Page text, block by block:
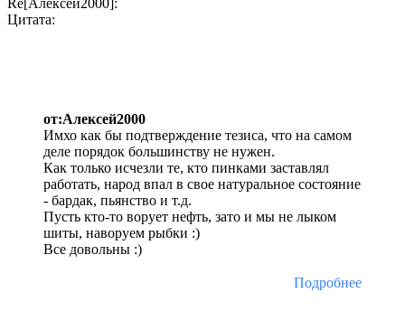
Re[Алексей2000]:
Цитата:
от:Алексей2000
Имхо как бы подтверждение тезиса, что на самом
деле порядок большинству не нужен.
Как только исчезли те, кто пинками заставлял
работать, народ впал в свое натуральное состояние
- бардак, пьянство и т.д.
Пусть кто-то ворует нефть, зато и мы не лыком
шиты, наворуем рыбки :)
Все довольны :)
Подробнее